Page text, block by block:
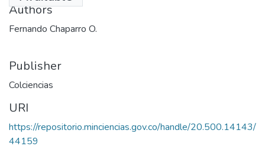
Authors
Fernando Chaparro O.
Publisher
Colciencias
URI
https://repositorio.minciencias.gov.co/handle/20.500.14143/
44159